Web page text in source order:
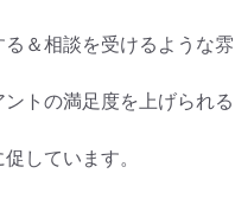
＆相談を受けるような雰
トの満足度を上げられる
しています。